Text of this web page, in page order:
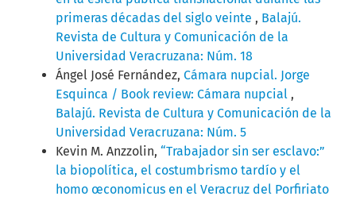
primeras décadas del siglo veinte , Balajú.
Revista de Cultura y Comunicación de la
Universidad Veracruzana: Núm. 18
Ángel José Fernández, Cámara nupcial. Jorge
Esquinca / Book review: Cámara nupcial ,
Balajú. Revista de Cultura y Comunicación de la
Universidad Veracruzana: Núm. 5
Kevin M. Anzzolin, “Trabajador sin ser esclavo:”
la biopolítica, el costumbrismo tardío y el
homo œconomicus en el Veracruz del Porfiriato